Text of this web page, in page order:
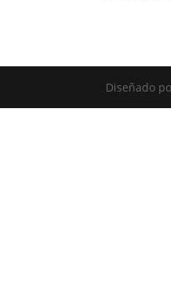
Diseñado